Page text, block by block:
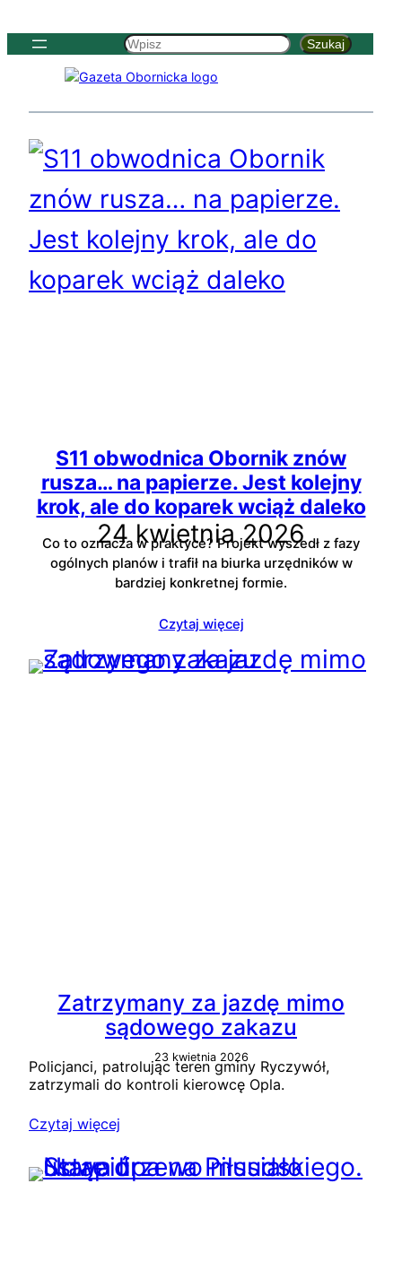
Szukaj
Szukaj
S11 obwodnica Obornik znów
rusza… na papierze. Jest kolejny
krok, ale do koparek wciąż daleko
24 kwietnia 2026
Co to oznacza w praktyce? Projekt wyszedł z fazy
ogólnych planów i trafił na biurka urzędników w
bardziej konkretnej formie.
Czytaj więcej
Zatrzymany za jazdę mimo
sądowego zakazu
23 kwietnia 2026
Policjanci, patrolując teren gminy Ryczywół,
zatrzymali do kontroli kierowcę Opla.
Czytaj więcej